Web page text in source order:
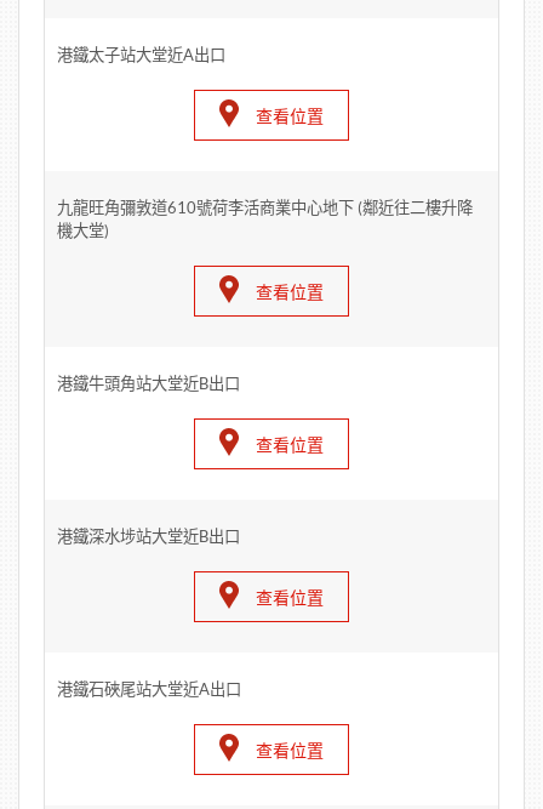
港鐵太子站大堂近A出口
查看位置
九龍旺角彌敦道610號荷李活商業中心地下 (鄰近往二樓升降
機大堂)
查看位置
港鐵牛頭角站大堂近B出口
查看位置
港鐵深水埗站大堂近B出口
查看位置
港鐵石硤尾站大堂近A出口
查看位置